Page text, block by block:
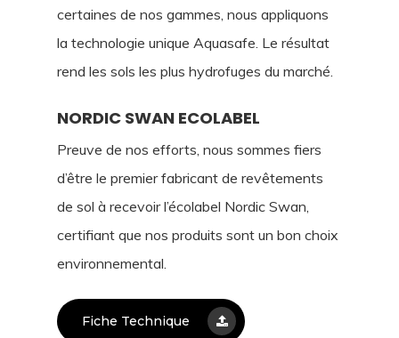
certaines de nos gammes, nous appliquons
la technologie unique Aquasafe. Le résultat
rend les sols les plus hydrofuges du marché.
NORDIC SWAN ECOLABEL
Preuve de nos efforts, nous sommes fiers
d’être le premier fabricant de revêtements
de sol à recevoir l’écolabel Nordic Swan,
certifiant que nos produits sont un bon choix
environnemental.
Fiche Technique